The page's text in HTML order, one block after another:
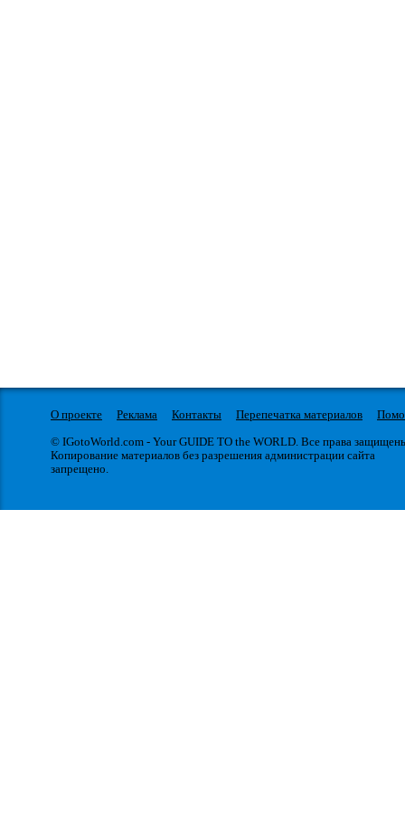
О проекте Реклама Контакты Перепечатка материалов
© IGotoWorld.com - Your GUIDE TO the WORLD. Все права
Копирование материалов без разрешения администрации сайта
запрещено.